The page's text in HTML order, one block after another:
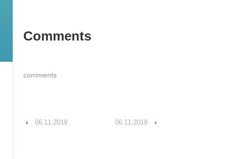
Comments
comments
‹ 06.11.2019 06.11.2019 ›